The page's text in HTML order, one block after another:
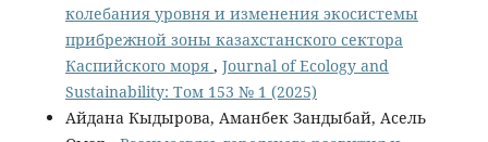
колебания уровня и изменения экосистемы
прибрежной зоны казахстанского сектора
Каспийского моря , Journal of Ecology and
Sustainability: Том 153 № 1 (2025)
Айдана Кыдырова, Аманбек Зандыбай, Асель